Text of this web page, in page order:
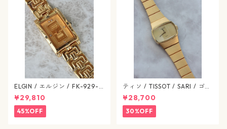
ELGIN / エルジン / FK-929-C
ゴールド / 638-07-elgin
¥29,810
45%OFF
ティソ / TISSOT / SARI / ゴー
ルドカラー / 文字盤 SS / 手巻
き式 / 1224-03-tissot
¥28,700
30%OFF